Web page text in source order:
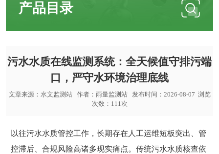
产品目录
污水水质在线监测系统：全天候值守排污端
口，严守水环境治理底线
文章来源： 水文监测站作者： 雨量监测站发布时间：2026-08-07 浏览
次数：111次
以往污水水质管控工作，长期存在人工运维短板突出、管
控滞后、合规风险高诸多现实痛点。传统污水水质核查依